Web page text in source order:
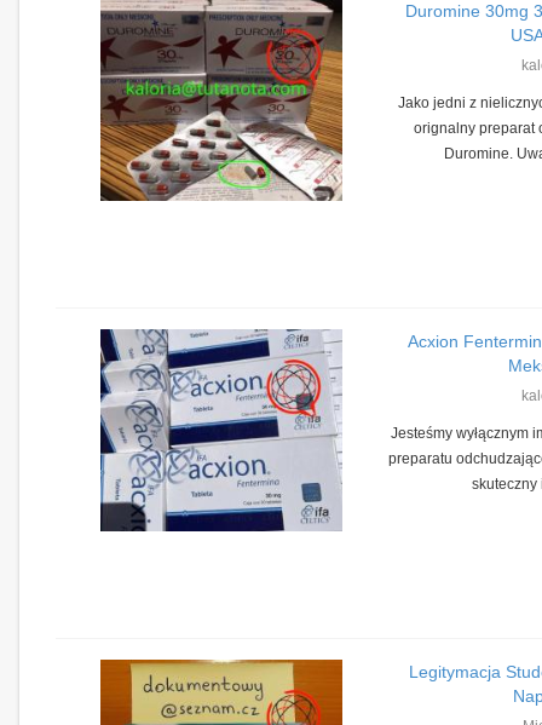
Duromine 30mg
Jako jedni z
orignalny preparat
Duromine.
Acxion
Jesteśmy wyłącznym
preparatu
skuteczny
Legitymacja